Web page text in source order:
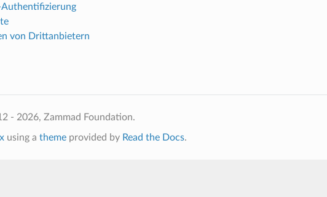
von Drittanbietern
- 2026, Zammad Foundation.
using a themeprovided by Read the Docs.